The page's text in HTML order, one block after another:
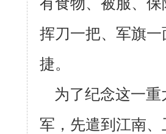
挥刀一把、军旗
捷。
为了纪念这一
军，先遣到江南